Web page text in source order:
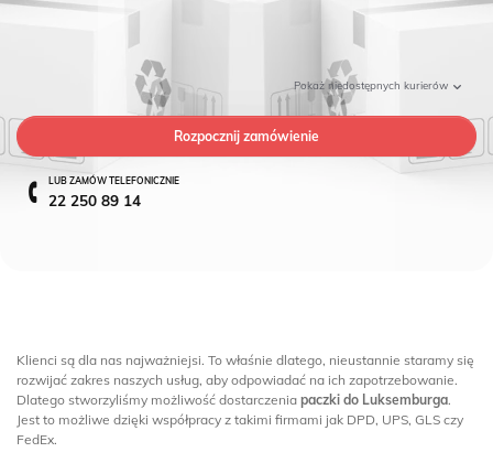
Pokażniedostępnych kurierów
Rozpocznij zamówienie
LUB ZAMÓW TELEFONICZNIE
22 250 89 14
Klienci są dla nas najważniejsi. To właśnie dlatego, nieustannie staramy się
rozwijać zakres naszych usług, aby odpowiadać na ich zapotrzebowanie.
Dlatego stworzyliśmy możliwość dostarczenia paczki do Luksemburga.
Jest to możliwe dzięki współpracy z takimi firmami jak DPD, UPS, GLS czy
FedEx.